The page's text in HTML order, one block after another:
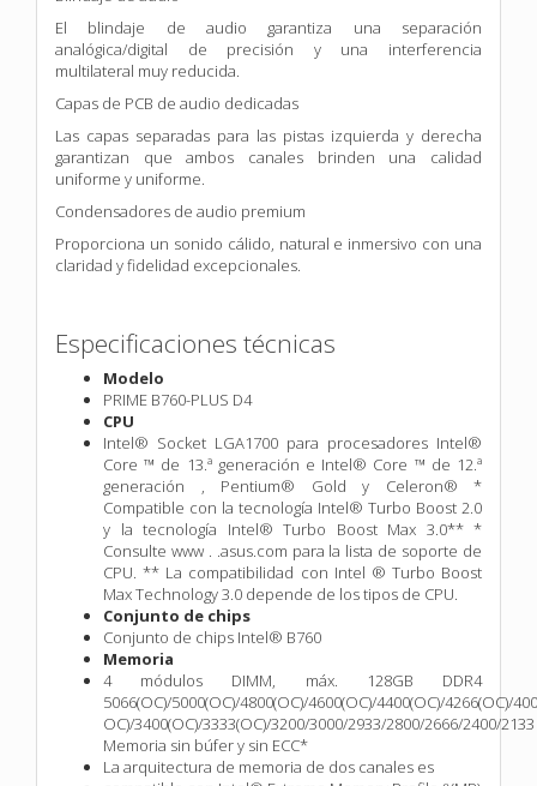
El blindaje de audio garantiza una separación
analógica/digital de precisión y una interferencia
multilateral muy reducida.
Capas de PCB de audio dedicadas
Las capas separadas para las pistas izquierda y derecha
garantizan que ambos canales brinden una calidad
uniforme y uniforme.
Condensadores de audio premium
Proporciona un sonido cálido, natural e inmersivo con una
claridad y fidelidad excepcionales.
Especificaciones técnicas
Modelo
PRIME B760-PLUS D4
CPU
Intel® Socket LGA1700 para procesadores Intel®
Core ™ de 13.ª generación e Intel® Core ™ de 12.ª
generación , Pentium® Gold y Celeron® *
Compatible con la tecnología Intel® Turbo Boost 2.0
y la tecnología Intel® Turbo Boost Max 3.0** *
Consulte www . .asus.com para la lista de soporte de
CPU. ** La compatibilidad con Intel ® Turbo Boost
Max Technology 3.0 depende de los tipos de CPU.
Conjunto de chips
Conjunto de chips Intel® B760
Memoria
4 módulos DIMM, máx. 128GB DDR4
5066(OC)/5000(OC)/4800(OC)/4600(OC)/4400(OC)/4266(OC)/
OC)/3400(OC)/3333(OC)/3200/3000/2933/2800/2666/2400/2133
Memoria sin búfer y sin ECC*
La arquitectura de memoria de dos canales es